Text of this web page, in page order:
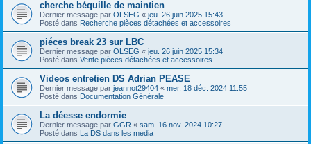
cherche béquille de maintien
Dernier message par OLSEG « jeu. 26 juin 2025 15:43
Posté dans Recherche pièces détachées et accessoires
piéces break 23 sur LBC
Dernier message par OLSEG « jeu. 26 juin 2025 15:34
Posté dans Vente pièces détachées et accessoires
Videos entretien DS Adrian PEASE
Dernier message par jeannot29404 « mer. 18 déc. 2024 11:55
Posté dans Documentation Générale
La déesse endormie
Dernier message par GGR « sam. 16 nov. 2024 10:27
Posté dans La DS dans les media